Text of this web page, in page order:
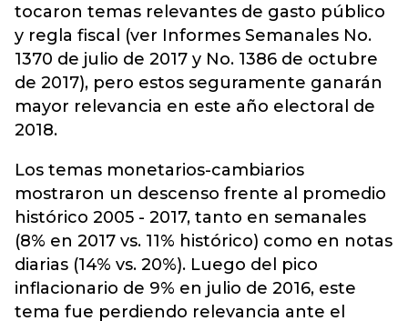
tocaron temas relevantes de gasto público
y regla fiscal (ver Informes Semanales No.
1370 de julio de 2017 y No. 1386 de octubre
de 2017), pero estos seguramente ganarán
mayor relevancia en este año electoral de
2018.
Los temas monetarios-cambiarios
mostraron un descenso frente al promedio
histórico 2005 - 2017, tanto en semanales
(8% en 2017 vs. 11% histórico) como en notas
diarias (14% vs. 20%). Luego del pico
inflacionario de 9% en julio de 2016, este
tema fue perdiendo relevancia ante el